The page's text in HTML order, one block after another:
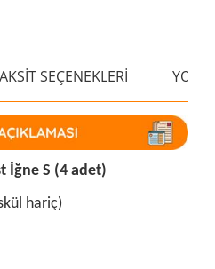
SEÇENEKLERİ
İğne S (4 adet)
hariç)